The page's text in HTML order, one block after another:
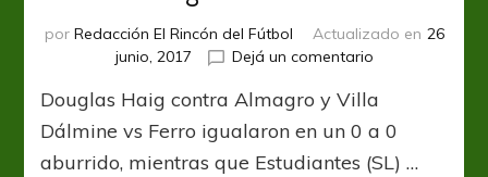
por Redacción El Rincón del Fútbol Actualizado en 26
junio, 2017
Dejá un comentarioen
negaron
la
Douglas Haig contra Almagro y Villa
Dálmine vs Ferro igualaron en un 0 a 0
aburrido, mientras que Estudiantes (SL) …